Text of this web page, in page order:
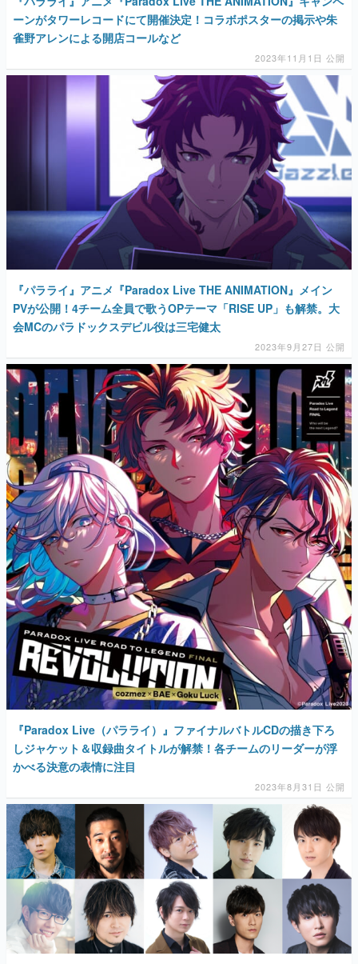
ーンがタワーレコードにて開催決定！コラボポスターの掲示や朱
雀野アレンによる開店コールなど
2023年11月1日 公開
『パラライ』アニメ『Paradox Live THE ANIMATION』メイン
PVが公開！4チーム全員で歌うOPテーマ「RISE UP」も解禁。大
会MCのパラドックスデビル役は三宅健太
2023年9月27日 公開
『Paradox Live（パラライ）』ファイナルバトルCDの描き下ろ
しジャケット＆収録曲タイトルが解禁！各チームのリーダーが浮
かべる決意の表情に注目
2023年8月31日 公開